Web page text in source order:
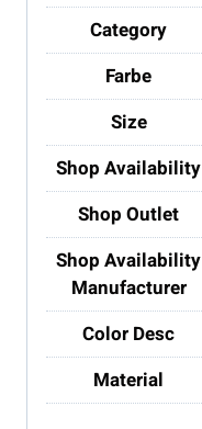
Category
Farbe
Size
Shop Availability
Shop Outlet
Shop Availability
Manufacturer
Color Desc
Material